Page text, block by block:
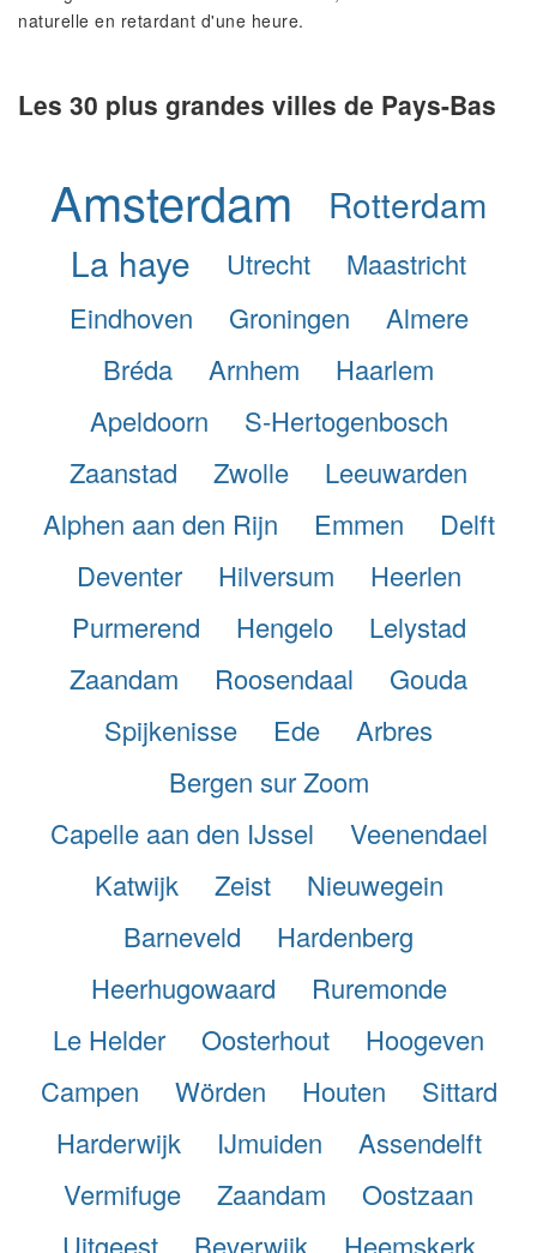
naturelle en retardant d'une heure.
Les 30 plus grandes villes de Pays-Bas
Amsterdam
Rotterdam
La haye
Utrecht
Maastricht
Eindhoven
Groningen
Almere
Bréda
Arnhem
Haarlem
Apeldoorn
S-Hertogenbosch
Zaanstad
Zwolle
Leeuwarden
Alphen aan den Rijn
Emmen
Delft
Deventer
Hilversum
Heerlen
Purmerend
Hengelo
Lelystad
Zaandam
Roosendaal
Gouda
Spijkenisse
Ede
Arbres
Bergen sur Zoom
Capelle aan den IJssel
Veenendael
Katwijk
Zeist
Nieuwegein
Barneveld
Hardenberg
Heerhugowaard
Ruremonde
Le Helder
Oosterhout
Hoogeven
Campen
Wörden Houten
Sittard
Harderwijk
IJmuiden
Assendelft
Vermifuge
Zaandam
Oostzaan
Uitgeest
Beverwijk Heemskerk